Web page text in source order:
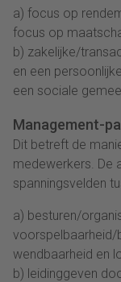
a) focus op
focus op
b) zakelijke/
en een
een sociale
Management-
Dit betreft de
medewerkers. De
spanningsvelden
a) besturen/
voorspelbaarheid/
wendbaarheid en
b) leidinggeven